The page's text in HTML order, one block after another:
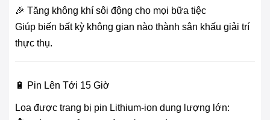
🎉 Tăng không khí sôi động cho mọi bữa tiệc
Giúp biến bất kỳ không gian nào thành sân khấu giải trí
thực thụ.
🔋 Pin Lên Tới 15 Giờ
Loa được trang bị pin Lithium-ion dung lượng lớn: